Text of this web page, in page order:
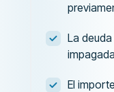
La
El